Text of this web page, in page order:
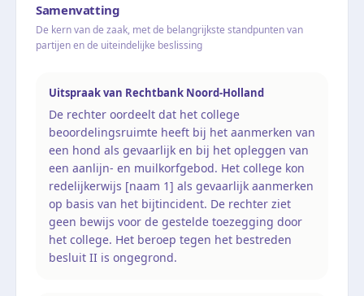
Samenvatting
De kern van de zaak, met de belangrijkste standpunten van
partijen en de uiteindelijke beslissing
Uitspraak van Rechtbank Noord-Holland
De rechter oordeelt dat het college
beoordelingsruimte heeft bij het aanmerken van
een hond als gevaarlijk en bij het opleggen van
een aanlijn- en muilkorfgebod. Het college kon
redelijkerwijs [naam 1] als gevaarlijk aanmerken
op basis van het bijtincident. De rechter ziet
geen bewijs voor de gestelde toezegging door
het college. Het beroep tegen het bestreden
besluit II is ongegrond.